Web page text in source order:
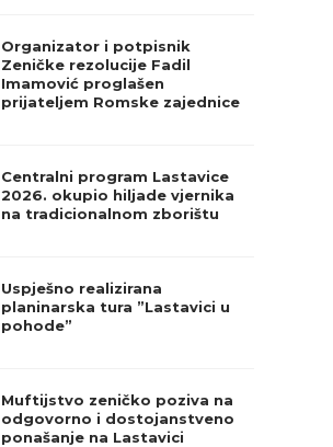
Organizator i potpisnik
Zeničke rezolucije Fadil
Imamović proglašen
prijateljem Romske zajednice
Centralni program Lastavice
2026. okupio hiljade vjernika
na tradicionalnom zborištu
Uspješno realizirana
planinarska tura ”Lastavici u
pohode”
Muftijstvo zeničko poziva na
odgovorno i dostojanstveno
ponašanje na Lastavici